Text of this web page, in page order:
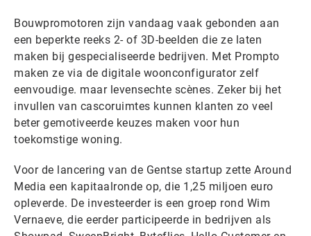
Bouwpromotoren zijn vandaag vaak gebonden aan
een beperkte reeks 2- of 3D-beelden die ze laten
maken bij gespecialiseerde bedrijven. Met Prompto
maken ze via de digitale woonconfigurator zelf
eenvoudige. maar levensechte scènes. Zeker bij het
invullen van cascoruimtes kunnen klanten zo veel
beter gemotiveerde keuzes maken voor hun
toekomstige woning.
Voor de lancering van de Gentse startup zette Around
Media een kapitaalronde op, die 1,25 miljoen euro
opleverde. De investeerder is een groep rond Wim
Vernaeve, die eerder participeerde in bedrijven als